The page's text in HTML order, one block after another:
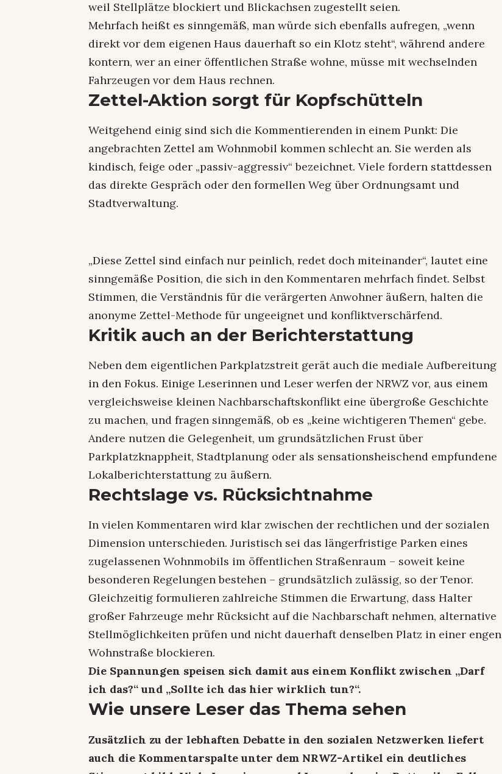
weil Stellplätze blockiert und Blickachsen zugestellt seien.
Mehrfach heißt es sinngemäß, man würde sich ebenfalls aufregen, „wenn
direkt vor dem eigenen Haus dauerhaft so ein Klotz steht“, während andere
kontern, wer an einer öffentlichen Straße wohne, müsse mit wechselnden
Fahrzeugen vor dem Haus rechnen.
Zettel-Aktion sorgt für Kopfschütteln
Weitgehend einig sind sich die Kommentierenden in einem Punkt: Die
angebrachten Zettel am Wohnmobil kommen schlecht an. Sie werden als
kindisch, feige oder „passiv-aggressiv“ bezeichnet. Viele fordern stattdessen
das direkte Gespräch oder den formellen Weg über Ordnungsamt und
Stadtverwaltung.
„Diese Zettel sind einfach nur peinlich, redet doch miteinander“, lautet eine
sinngemäße Position, die sich in den Kommentaren mehrfach findet. Selbst
Stimmen, die Verständnis für die verärgerten Anwohner äußern, halten die
anonyme Zettel-Methode für ungeeignet und konfliktverschärfend.
Kritik auch an der Berichterstattung
Neben dem eigentlichen Parkplatzstreit gerät auch die mediale Aufbereitung
in den Fokus. Einige Leserinnen und Leser werfen der NRWZ vor, aus einem
vergleichsweise kleinen Nachbarschaftskonflikt eine übergroße Geschichte
zu machen, und fragen sinngemäß, ob es „keine wichtigeren Themen“ gebe.
Andere nutzen die Gelegenheit, um grundsätzlichen Frust über
Parkplatzknappheit, Stadtplanung oder als sensationsheischend empfundene
Lokalberichterstattung zu äußern.
Rechtslage vs. Rücksichtnahme
In vielen Kommentaren wird klar zwischen der rechtlichen und der sozialen
Dimension unterschieden. Juristisch sei das längerfristige Parken eines
zugelassenen Wohnmobils im öffentlichen Straßenraum – soweit keine
besonderen Regelungen bestehen – grundsätzlich zulässig, so der Tenor.
Gleichzeitig formulieren zahlreiche Stimmen die Erwartung, dass Halter
großer Fahrzeuge mehr Rücksicht auf die Nachbarschaft nehmen, alternative
Stellmöglichkeiten prüfen und nicht dauerhaft denselben Platz in einer engen
Wohnstraße blockieren.
Die Spannungen speisen sich damit aus einem Konflikt zwischen „Darf
ich das?“ und „Sollte ich das hier wirklich tun?“.
Wie unsere Leser das Thema sehen
Zusätzlich zu der lebhaften Debatte in den sozialen Netzwerken liefert
auch die Kommentarspalte unter dem NRWZ-Artikel ein deutliches